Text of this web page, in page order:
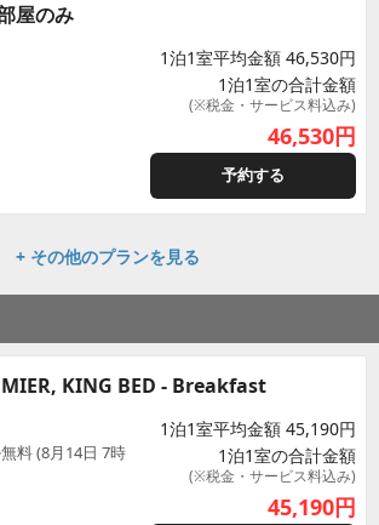
屋のみ
1泊1室平均金額 46,530円
1泊1室の合計金額
(※税金・サービス料込み)
46,530円
予約する
+ その他のプランを見る
KING BED - Breakfast
料 (8月14日 7時
1泊1室平均金額 45,190円
1泊1室の合計金額
(※税金・サービス料込み)
45,190円